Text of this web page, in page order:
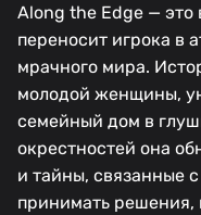
Along the Edge — это
переносит игрока в
мрачного мира.
молодой женщины,
семейный дом в
окрестностей она
и тайны, связанные
принимать решения,